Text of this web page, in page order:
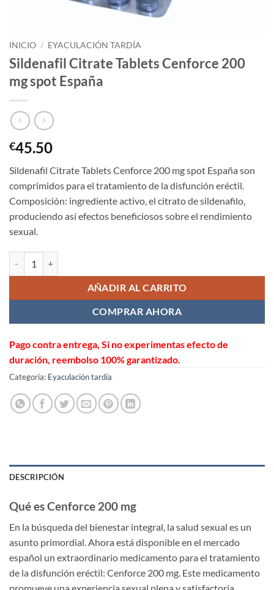
INICIO / EYACULACIÓN TARDÍA
Sildenafil Citrate Tablets Cenforce 200
mg spot España
€45.50
Sildenafil Citrate Tablets Cenforce 200 mg spot España son
comprimidos para el tratamiento de la disfunción eréctil.
Composición: ingrediente activo, el citrato de sildenafilo,
produciendo así efectos beneficiosos sobre el rendimiento
sexual.
AÑADIR AL CARRITO
COMPRAR AHORA
Pago contra entrega, Si no experimentas efecto de
duración, reembolso 100% garantizado.
Categoría: Eyaculación tardía
DESCRIPCIÓN
Qué es Cenforce 200 mg
En la búsqueda del bienestar integral, la salud sexual es un
asunto primordial. Ahora está disponible en el mercado
español un extraordinario medicamento para el tratamiento
de la disfunción eréctil: Cenforce 200 mg. Este medicamento